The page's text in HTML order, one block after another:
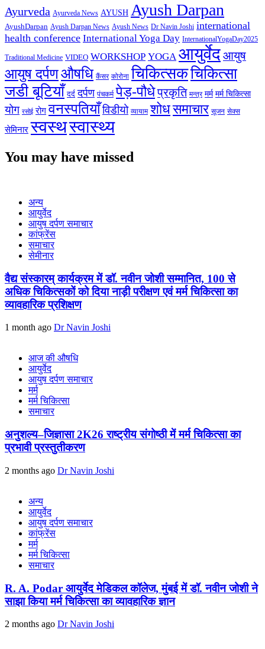
Ayurveda Ayurveda News AYUSH Ayush Darpan
AyushDarpan Ayush Darpan News Ayush News Dr Navin Joshi international
health conference International Yoga Day InternationalYogaDay2025
Traditional Medicine VIDEO WORKSHOP YOGA आयुर्वेदआयुष
आयुष दर्पणऔषधि कैंसर कोरोना चिकित्सकचिकित्सा
जडी बूटियाँ दर्द दर्पण पंचकर्म पेड़-पौधेप्रकृति मन्त्र मर्म मर्म चिकित्सा
योग रसोई रोग वनस्पतियाँविडीयो व्यायाम शोधसमाचार सूजन सेक्स
सेमिनार स्वस्थस्वास्थ्य
You may have missed
अन्य
आयुर्वेद
आयुष दर्पण समाचार
कांफ्रेंस
समाचार
सेमीनार
वैद्य संस्कारम् कार्यक्रम में डॉ. नवीन जोशी सम्मानित, 100 से
अधिक चिकित्सकों को दिया नाड़ी परीक्षण एवं मर्म चिकित्सा का
व्यावहारिक प्रशिक्षण
1 month ago Dr Navin Joshi
आज की औषधि
आयुर्वेद
आयुष दर्पण समाचार
मर्म
मर्म चिकित्सा
समाचार
अनुशल्य–जिज्ञासा 2K26 राष्ट्रीय संगोष्ठी में मर्म चिकित्सा का
प्रभावी प्रस्तुतीकरण
2 months ago Dr Navin Joshi
अन्य
आयुर्वेद
आयुष दर्पण समाचार
कांफ्रेंस
मर्म
मर्म चिकित्सा
समाचार
R. A. Podar आयुर्वेद मेडिकल कॉलेज, मुंबई में डॉ. नवीन जोशी ने
साझा किया मर्म चिकित्सा का व्यावहारिक ज्ञान
2 months ago Dr Navin Joshi